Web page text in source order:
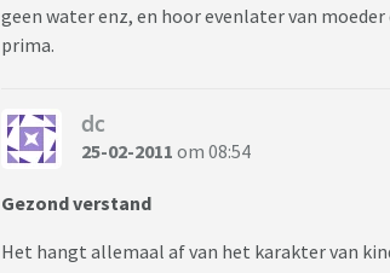
geen water enz, en hoor evenlater van
prima.
dc
25-02-2011 om 08:54
Gezond verstand
Het hangt allemaal af van het karakter van